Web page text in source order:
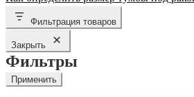
записям
запись:
Фильтрация товаров
Закрыть
Фильтры
Применить